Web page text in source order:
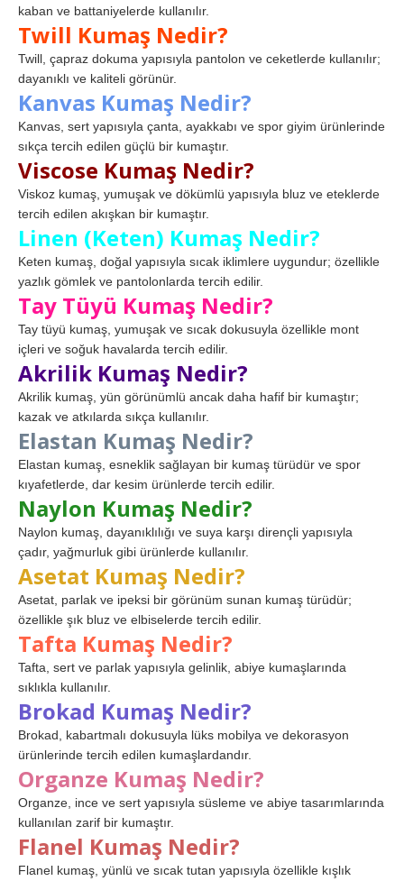
kaban ve battaniyelerde kullanılır.
Twill Kumaş Nedir?
Twill, çapraz dokuma yapısıyla pantolon ve ceketlerde kullanılır;
dayanıklı ve kaliteli görünür.
Kanvas Kumaş Nedir?
Kanvas, sert yapısıyla çanta, ayakkabı ve spor giyim ürünlerinde
sıkça tercih edilen güçlü bir kumaştır.
Viscose Kumaş Nedir?
Viskoz kumaş, yumuşak ve dökümlü yapısıyla bluz ve eteklerde
tercih edilen akışkan bir kumaştır.
Linen (Keten) Kumaş Nedir?
Keten kumaş, doğal yapısıyla sıcak iklimlere uygundur; özellikle
yazlık gömlek ve pantolonlarda tercih edilir.
Tay Tüyü Kumaş Nedir?
Tay tüyü kumaş, yumuşak ve sıcak dokusuyla özellikle mont
içleri ve soğuk havalarda tercih edilir.
Akrilik Kumaş Nedir?
Akrilik kumaş, yün görünümlü ancak daha hafif bir kumaştır;
kazak ve atkılarda sıkça kullanılır.
Elastan Kumaş Nedir?
Elastan kumaş, esneklik sağlayan bir kumaş türüdür ve spor
kıyafetlerde, dar kesim ürünlerde tercih edilir.
Naylon Kumaş Nedir?
Naylon kumaş, dayanıklılığı ve suya karşı dirençli yapısıyla
çadır, yağmurluk gibi ürünlerde kullanılır.
Asetat Kumaş Nedir?
Asetat, parlak ve ipeksi bir görünüm sunan kumaş türüdür;
özellikle şık bluz ve elbiselerde tercih edilir.
Tafta Kumaş Nedir?
Tafta, sert ve parlak yapısıyla gelinlik, abiye kumaşlarında
sıklıkla kullanılır.
Brokad Kumaş Nedir?
Brokad, kabartmalı dokusuyla lüks mobilya ve dekorasyon
ürünlerinde tercih edilen kumaşlardandır.
Organze Kumaş Nedir?
Organze, ince ve sert yapısıyla süsleme ve abiye tasarımlarında
kullanılan zarif bir kumaştır.
Flanel Kumaş Nedir?
Flanel kumaş, yünlü ve sıcak tutan yapısıyla özellikle kışlık